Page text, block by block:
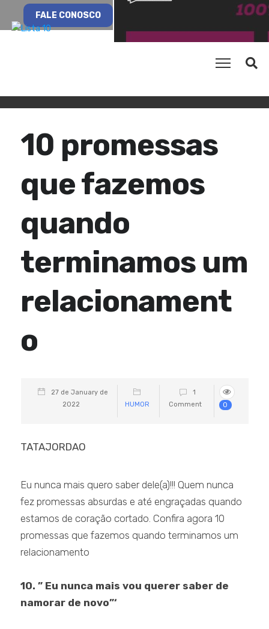
FALE CONOSCO
10 promessas
que fazemos
quando
terminamos um
relacionament
o
27 de January de
2022
HUMOR
1
Comment
0
TATAJORDAO
Eu nunca mais quero saber dele(a)!!! Quem nunca
fez promessas absurdas e até engraçadas quando
estamos de coração cortado. Confira agora 10
promessas que fazemos quando terminamos um
relacionamento
10. ” Eu nunca mais vou querer saber de
namorar de novo”‘